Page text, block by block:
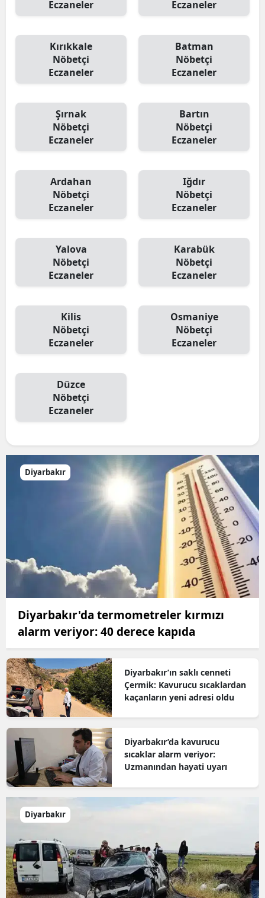
Eczaneler Eczaneler
Kırıkkale
Nöbetçi
Eczaneler
Batman
Nöbetçi
Eczaneler
Şırnak
Nöbetçi
Eczaneler
Bartın
Nöbetçi
Eczaneler
Ardahan
Nöbetçi
Eczaneler
Iğdır
Nöbetçi
Eczaneler
Yalova
Nöbetçi
Eczaneler
Karabük
Nöbetçi
Eczaneler
Kilis
Nöbetçi
Eczaneler
Osmaniye
Nöbetçi
Eczaneler
Düzce
Nöbetçi
Eczaneler
Diyarbakır
Diyarbakır'da termometreler kırmızı
alarm veriyor: 40 derece kapıda
Diyarbakır’ın saklı cenneti
Çermik: Kavurucu sıcaklardan
kaçanların yeni adresi oldu
Diyarbakır’da kavurucu
sıcaklar alarm veriyor:
Uzmanından hayati uyarı
Diyarbakır